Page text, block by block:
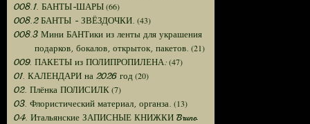
008.1. БАНТЫ-ШАРЫ(66)
008.2 БАНТЫ - ЗВЁЗДОЧКИ. (43)
008.3 Мини БАНТики из ленты для украшения
подарков, бокалов, открыток, пакетов. (21)
009. ПАКЕТЫ из ПОЛИПРОПИЛЕНА:(47)
01. КАЛЕНДАРИ на 2026 год (20)
02. Плёнка ПОЛИСИЛК(7)
03. Флористический материал, органза. (13)
04. Итальянские ЗАПИСНЫЕ КНИЖКИ Bruno